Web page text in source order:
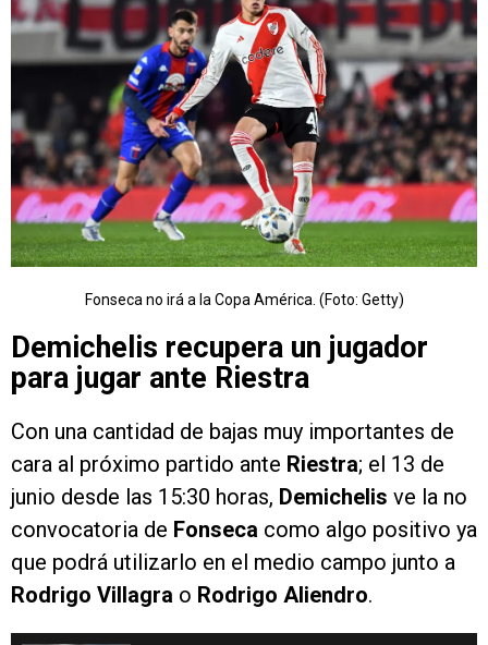
Fonseca no irá a la Copa América. (Foto: Getty)
Demichelis recupera un jugador
para jugar ante Riestra
Con una cantidad de bajas muy importantes de
cara al próximo partido ante Riestra; el 13 de
junio desde las 15:30 horas, Demichelis ve la no
convocatoria de Fonseca como algo positivo ya
que podrá utilizarlo en el medio campo junto a
Rodrigo Villagra o Rodrigo Aliendro.